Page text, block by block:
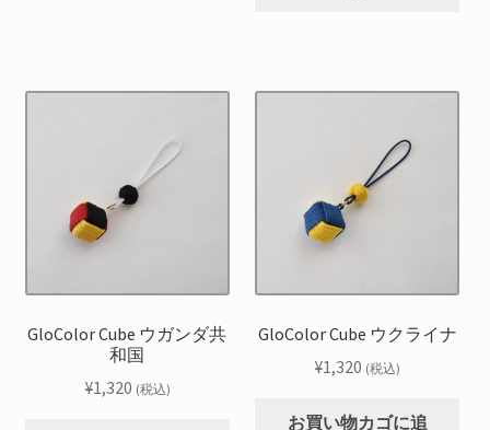
GloColor Cube ウガンダ共
和国
¥1,320 (税込)
GloColor Cube ウクライナ
¥1,320 (税込)
お買い物カゴに追